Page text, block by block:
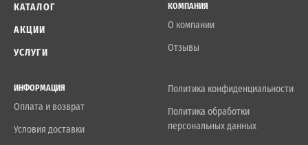
КАТАЛОГ
АКЦИИ
УСЛУГИ
КОМПАНИЯ
О компании
Отзывы
ИНФОРМАЦИЯ
Оплата и возврат
Условия доставки
Политика конфиденциальности
Политика обработки
персональных данных